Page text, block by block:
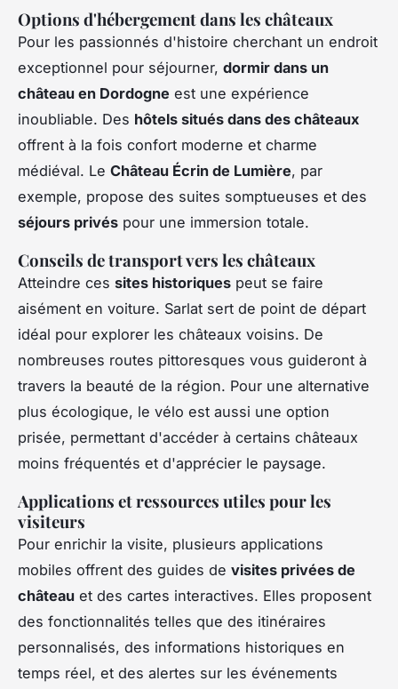
Options d'hébergement dans les châteaux
Pour les passionnés d'histoire cherchant un endroit
exceptionnel pour séjourner, dormir dans un
château en Dordogne est une expérience
inoubliable. Des hôtels situés dans des châteaux
offrent à la fois confort moderne et charme
médiéval. Le Château Écrin de Lumière, par
exemple, propose des suites somptueuses et des
séjours privés pour une immersion totale.
Conseils de transport vers les châteaux
Atteindre ces sites historiques peut se faire
aisément en voiture. Sarlat sert de point de départ
idéal pour explorer les châteaux voisins. De
nombreuses routes pittoresques vous guideront à
travers la beauté de la région. Pour une alternative
plus écologique, le vélo est aussi une option
prisée, permettant d'accéder à certains châteaux
moins fréquentés et d'apprécier le paysage.
Applications et ressources utiles pour les
visiteurs
Pour enrichir la visite, plusieurs applications
mobiles offrent des guides de visites privées de
château et des cartes interactives. Elles proposent
des fonctionnalités telles que des itinéraires
personnalisés, des informations historiques en
temps réel, et des alertes sur les événements